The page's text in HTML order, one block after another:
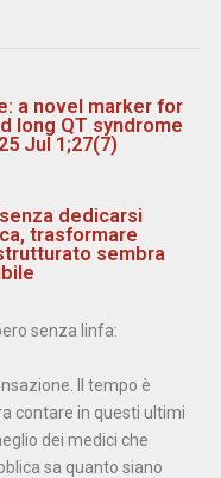
a novel marker for
long QT syndrome
Jul 1;27(7)
dedicarsi
trasformare
sembra
senza linfa:
Il tempo è
contare in questi ultimi
dei medici che
sa quanto siano